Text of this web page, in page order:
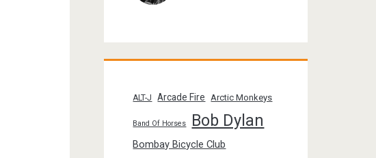
ALT-J Arcade Fire Arctic Monkeys
Band Of Horses Bob Dylan
Bombay Bicycle Club